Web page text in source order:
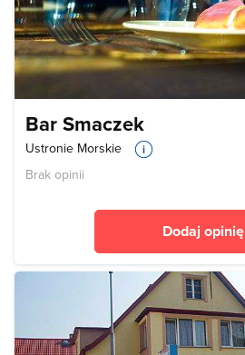
Bar Smaczek
Ustronie Morskie
Brak opinii
Dodaj opinię